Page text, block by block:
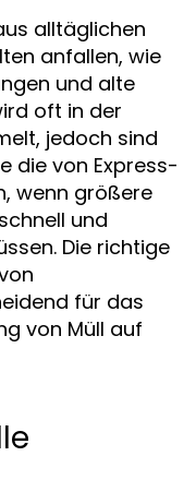
alltäglichen
anfallen, wie
und alte
oft in der
jedoch sind
die von Express-
wenn größere
und
Die richtige
für das
von Müll auf